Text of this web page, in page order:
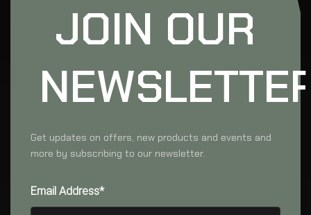
JOIN OUR
Get updates on offers, new products and events and
more by subscribing to our newsletter.
Email Address*